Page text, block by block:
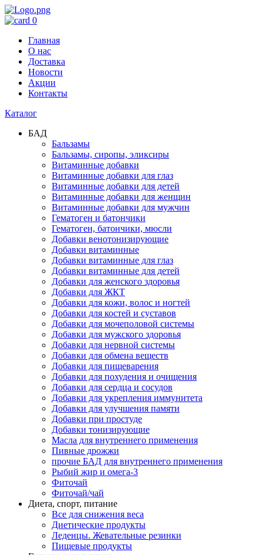
0
Главная
О нас
Доставка
Новости
Акции
Контакты
Каталог
БАД
Бальзамы
Бальзамы, сиропы, эликсиры
Витаминные добавки
Витаминные добавки для глаз
Витаминные добавки для детей
Витаминные добавки для женщин
Витаминные добавки для мужчин
Гематоген и батончики
Гематоген, батончики, мюсли
Добавки венотонизирующие
Добавки витаминные
Добавки витаминные для глаз
Добавки витаминные для детей
Добавки для женского здоровья
Добавки для ЖКТ
Добавки для кожи, волос и ногтей
Добавки для костей и суставов
Добавки для мочеполовой системы
Добавки для мужского здоровья
Добавки для нервной системы
Добавки для обмена веществ
Добавки для пищеварения
Добавки для похудения и очищения
Добавки для сердца и сосудов
Добавки для укрепления иммунитета
Добавки для улучшения памяти
Добавки при простуде
Добавки тонизирующие
Масла для внутреннего применения
Пивные дрожжи
прочие БАД для внутреннего применения
Рыбий жир и омега-3
Фиточай
Фиточай/чай
Диета, спорт, питание
Все для снижения веса
Диетические продукты
Леденцы. Жевательные резинки
Пищевые продукты